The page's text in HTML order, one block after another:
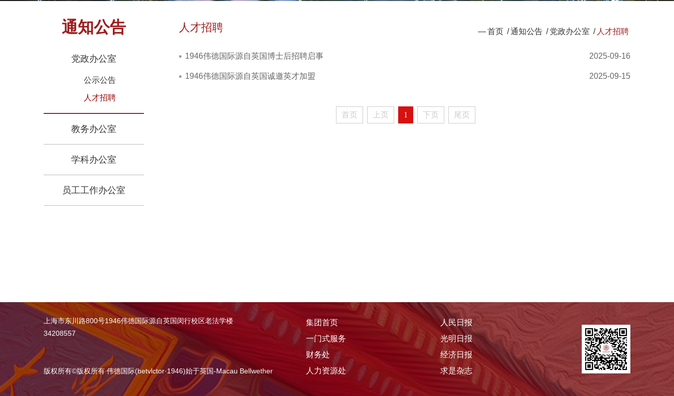
通知公告
党政办公室
公示公告
人才招聘
教务办公室
学科办公室
员工工作办公室
人才招聘 —首页 /通知公告 / 党政办公室 / 人才招聘
1946伟德国际源自英国博士后招聘启事 2025-09-16
1946伟德国际源自英国诚邀英才加盟 2025-09-15
首页 上页 1 下页 尾页
上海市东川路800号1946伟德国际源自英国闵行校区老法学楼
34208557
版权所有©版权所有 伟德国际(betvlctor·1946)始于英国-Macau Bellwether
人民日报
光明日报
经济日报
求是杂志
集团首页
一门式服务
财务处
人力资源处